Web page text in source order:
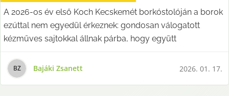
A 2026-os év első Koch Kecskemét borkóstolóján a borok
ezúttal nem egyedül érkeznek: gondosan válogatott
kézműves sajtokkal állnak párba, hogy együtt
BZ Bajáki Zsanett 2026. 01. 17.